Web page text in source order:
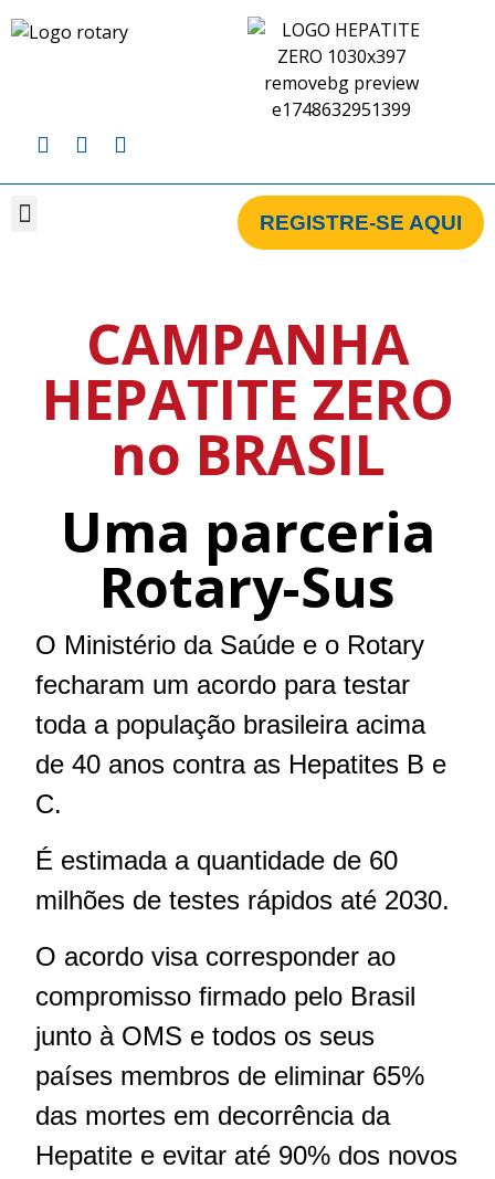
REGISTRE-SE AQUI
CAMPANHA
HEPATITE ZERO
no BRASIL
Uma parceria
Rotary-Sus
O Ministério da Saúde e o Rotary
fecharam um acordo para testar
toda a população brasileira acima
de 40 anos contra as Hepatites B e
C.
É estimada a quantidade de 60
milhões de testes rápidos até 2030.
O acordo visa corresponder ao
compromisso firmado pelo Brasil
junto à OMS e todos os seus
países membros de eliminar 65%
das mortes em decorrência da
Hepatite e evitar até 90% dos novos